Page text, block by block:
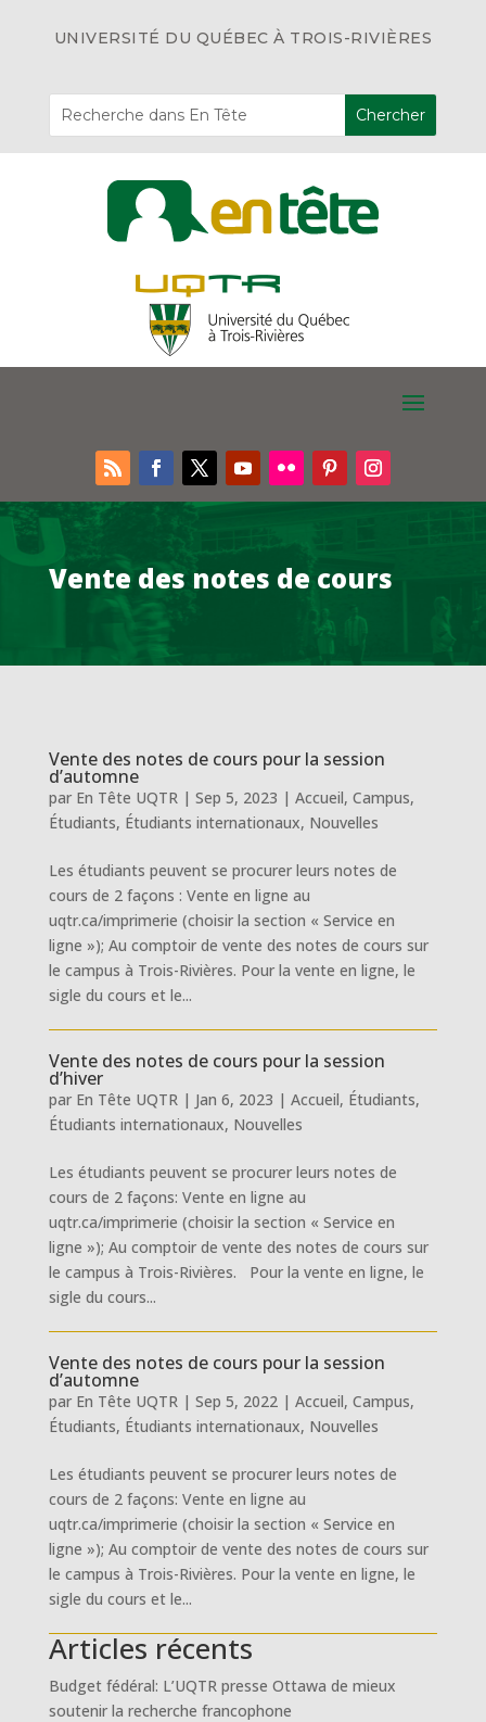
UNIVERSITÉ DU QUÉBEC À TROIS-RIVIÈRES
Vente des notes de cours
Vente des notes de cours pour la session
d’automne
par En Tête UQTR| Sep 5, 2023 | Accueil, Campus,
Étudiants, Étudiants internationaux, Nouvelles
Les étudiants peuvent se procurer leurs notes de
cours de 2 façons : Vente en ligne au
uqtr.ca/imprimerie (choisir la section « Service en
ligne »); Au comptoir de vente des notes de cours sur
le campus à Trois-Rivières. Pour la vente en ligne, le
sigle du cours et le...
Vente des notes de cours pour la session
d’hiver
par En Tête UQTR| Jan 6, 2023 | Accueil, Étudiants,
Étudiants internationaux, Nouvelles
Les étudiants peuvent se procurer leurs notes de
cours de 2 façons: Vente en ligne au
uqtr.ca/imprimerie (choisir la section « Service en
ligne »); Au comptoir de vente des notes de cours sur
le campus à Trois-Rivières. Pour la vente en ligne, le
sigle du cours...
Vente des notes de cours pour la session
d’automne
par En Tête UQTR| Sep 5, 2022| Accueil, Campus,
Étudiants, Étudiants internationaux, Nouvelles
Les étudiants peuvent se procurer leurs notes de
cours de 2 façons: Vente en ligne au
uqtr.ca/imprimerie (choisir la section « Service en
ligne »); Au comptoir de vente des notes de cours sur
le campus à Trois-Rivières. Pour la vente en ligne, le
sigle du cours et le...
Articles récents
Budget fédéral: L’UQTR presse Ottawa de mieux
soutenir la recherche francophone